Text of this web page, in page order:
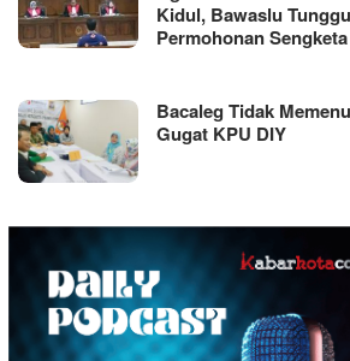
Kidul, Bawaslu
Permohonan Sengketa
Bacaleg Tidak
Gugat KPU DIY